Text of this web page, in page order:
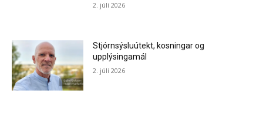
2. júlí 2026
Stjórnsýsluútekt, kosningar og
upplýsingamál
2. júlí 2026